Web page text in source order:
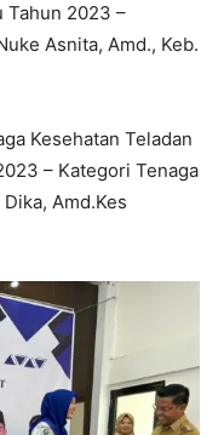
Tahun 2023 –
Asnita, Amd., Keb.
Kesehatan Teladan
– Kategori Tenaga
Amd.Kes